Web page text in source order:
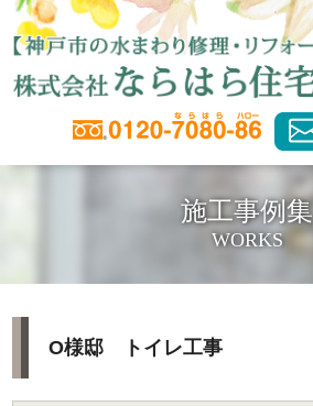
施工事例集
WORKS
O様邸 トイレ工事